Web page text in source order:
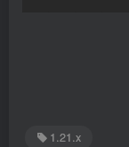
1.21.x